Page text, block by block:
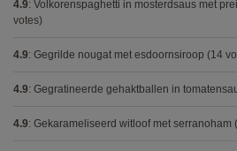
4.9: Volkorenspaghetti in mosterdsaus met
votes)
4.9: Gegrilde nougat met esdoornsiroop (14
4.9: Gegratineerde gehaktballen in
4.9: Gekarameliseerd witloof met serranoham